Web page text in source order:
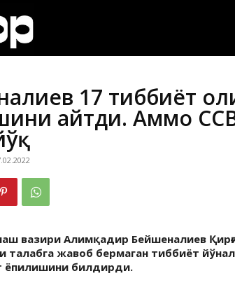
17 тиббиёт
айтди. Аммо
вазири Алимқадир Бейшеналиев
талабга жавоб бермаган тиббиёт
ёпилишини билдирди.